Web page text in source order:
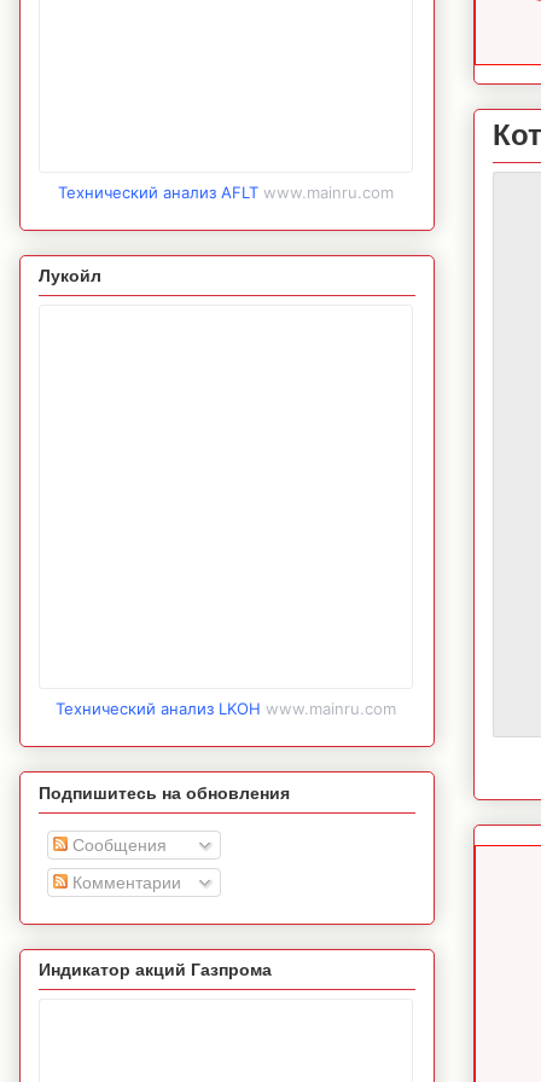
Технический анализ AFLT www.mainru.com
Лукойл
Технический анализ LKOH www.mainru.com
Подпишитесь на обновления
Сообщения
Комментарии
Индикатор акций Газпрома